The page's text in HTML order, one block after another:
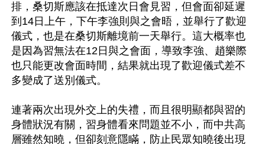
排，桑切斯應該在抵達次日會見習，但會面卻延遲
到14日上午，下午李強則與之會晤，並舉行了歡迎
儀式，也是在桑切斯離境前一天舉行。這大概率也
是因為習無法在12日與之會面，導致李強、趙樂際
也只能更改會面時間，結果就出現了歡迎儀式差不
多變成了送別儀式。
連著兩次出現外交上的失禮，而且很明顯都與習的
身體狀況有關，習身體看來問題並不小，而中共高
層雖然知曉，但卻刻意隱瞞，防止民眾知曉後出現